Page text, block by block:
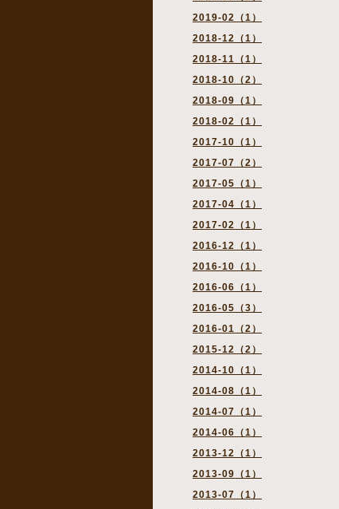
2019-02（1）
2018-12（1）
2018-11（1）
2018-10（2）
2018-09（1）
2018-02（1）
2017-10（1）
2017-07（2）
2017-05（1）
2017-04（1）
2017-02（1）
2016-12（1）
2016-10（1）
2016-06（1）
2016-05（3）
2016-01（2）
2015-12（2）
2014-10（1）
2014-08（1）
2014-07（1）
2014-06（1）
2013-12（1）
2013-09（1）
2013-07（1）